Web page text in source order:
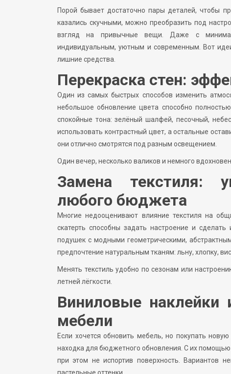
Порой бывает достаточно пары деталей, чтобы
казались скучными, можно преобразить под
взгляд на привычные вещи. Даже с
индивидуальным, уютным и современным. Вот
лишние средства.
Перекраска стен:
Один из самых быстрых способов изменить
небольшое обновление цвета способно
спокойные тона: зелёный шалфей, песочный,
использовать контрастный цвет, а остальные
они отлично смотрятся под разным освещением.
Один вечер, несколько валиков и немного
Замена текстиля:
любого бюджета
Многие недооценивают влияние текстиля на
скатерть способны задать настроение и
подушек с модными геометрическими,
предпочтение натуральным тканям: льну, хлопку,
Менять текстиль удобно по сезонам или
летней лёгкости.
Виниловые
мебели
Если хочется обновить мебель, но покупать
находка для бюджетного обновления. С их
при этом не испортив поверхность. Вариантов
пастельные оттенки.